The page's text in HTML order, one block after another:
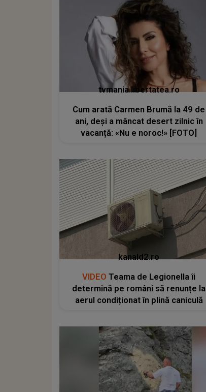
tvmania.libertatea.ro
Cum arată Carmen Brumă la 49 de
ani, deși a mâncat desert zilnic în
vacanță: «Nu e noroc!» [FOTO]
kanald2.ro
VIDEO Teama de Legionella îi
determină pe români să renunțe la
aerul condiționat în plină caniculă